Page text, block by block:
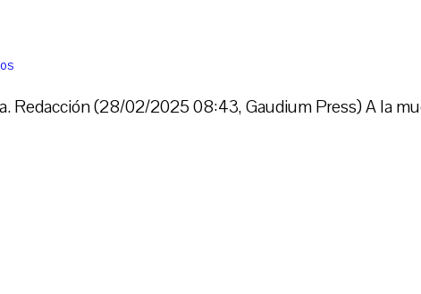
Redacción (28/02/2025 08:43, Gaudium Press) A la